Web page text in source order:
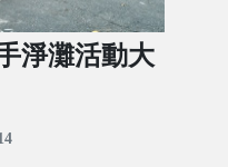
淨灘活動大